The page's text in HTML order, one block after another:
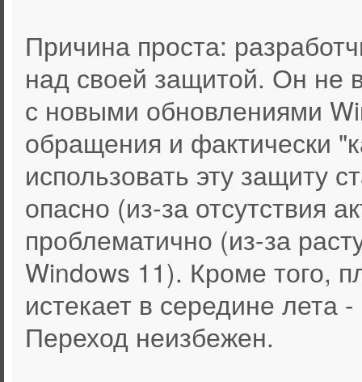
Причина проста:
над своей защитой. Он не
с новыми обновлениями
обращения и фактически
использовать эту защиту
опасно (из-за отсутствия
проблематично (из-за
Windows 11). Кроме того,
истекает в середине лета
Переход неизбежен.